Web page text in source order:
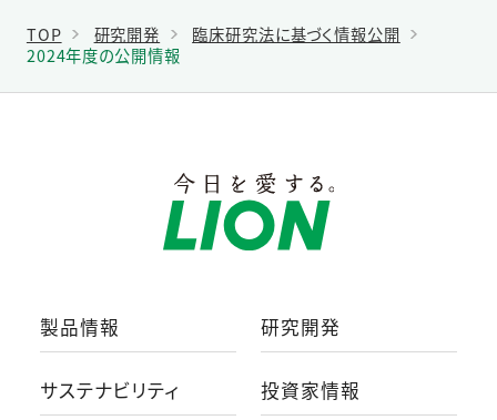
TOP 研究開発
臨床研究法に基づく情報公開
2024年度の公開情報
製品情報 研究開発
サステナビリティ 投資家情報